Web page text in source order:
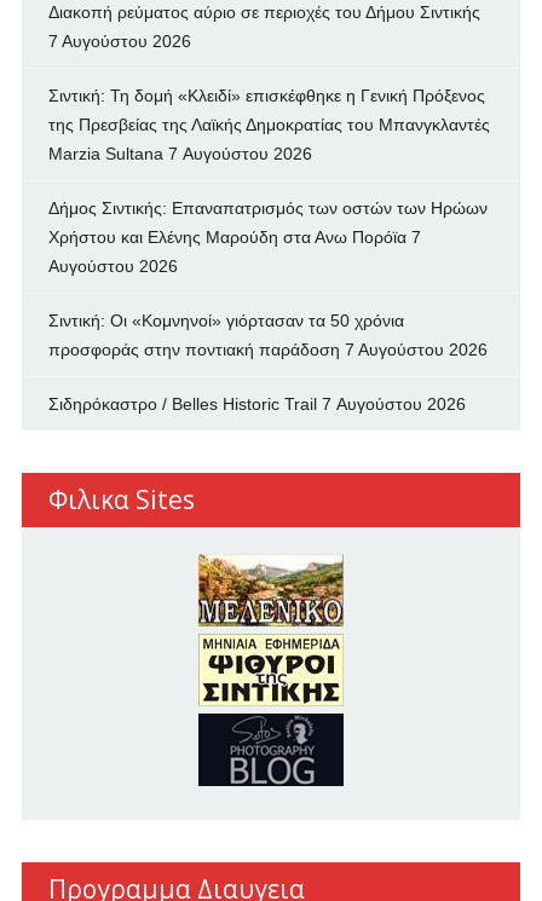
Διακοπή ρεύματος αύριο σε περιοχές του Δήμου Σιντικής
7 Αυγούστου 2026
Σιντική: Τη δομή «Κλειδί» επισκέφθηκε η Γενική Πρόξενος
της Πρεσβείας της Λαϊκής Δημοκρατίας του Μπανγκλαντές
Marzia Sultana 7 Αυγούστου 2026
Δήμος Σιντικής: Επαναπατρισμός των oστών των Ηρώων
Χρήστου και Ελένης Μαρούδη στα Ανω Πορόϊα 7
Αυγούστου 2026
Σιντική: Οι «Κομνηνοί» γιόρτασαν τα 50 χρόνια
προσφοράς στην ποντιακή παράδοση 7 Αυγούστου 2026
Σιδηρόκαστρο / Belles Historic Trail 7 Αυγούστου 2026
Φιλικα Sites
Προγραμμα Διαυγεια